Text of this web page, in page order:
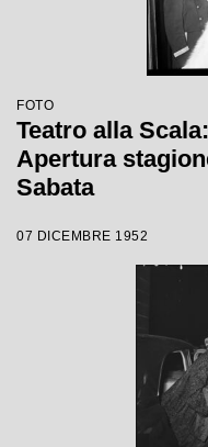
FOTO
Teatro alla
Apertura
Sabata
07 DICEMBRE 1952